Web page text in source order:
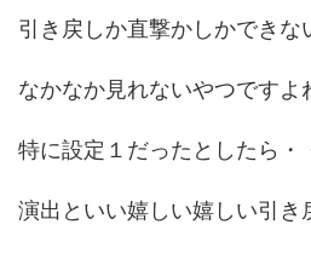
引き戻しか直撃かしかできな
なかなか見れないやつですよ
特に設定１だったとしたら・
演出といい嬉しい嬉しい引き